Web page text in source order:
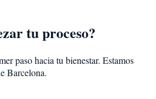
tu proceso?
paso hacia tu bienestar. Estamos
Barcelona.